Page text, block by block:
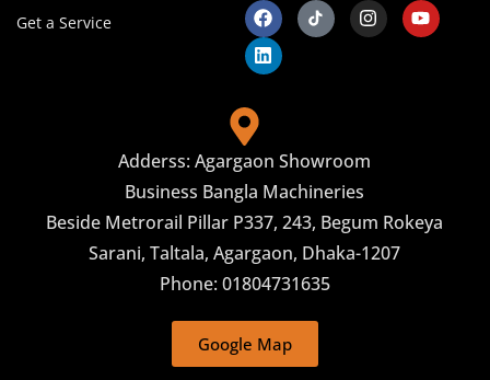
Get a Service
Adderss: Agargaon Showroom
Business Bangla Machineries
Beside Metrorail Pillar P337, 243, Begum Rokeya
Sarani, Taltala, Agargaon, Dhaka-1207
Phone: 01804731635
Google Map